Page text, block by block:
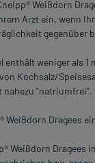
Weißdorn
Arzt ein, wenn
gegenüber
enthält weniger als 1
Kochsalz/
nahezu "natriumfrei".
Weißdorn Dragees
Weißdorn Dragees